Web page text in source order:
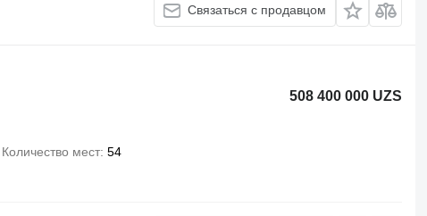
Связаться с продавцом
508 400 000 UZS
Количество мест 54